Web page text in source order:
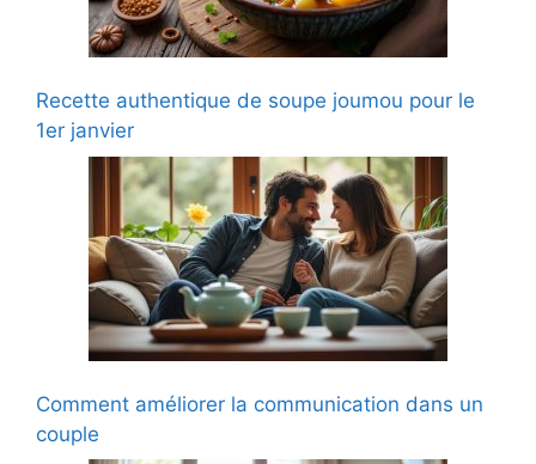
Recette authentique de soupe joumou pour le
1er janvier
Comment améliorer la communication dans un
couple